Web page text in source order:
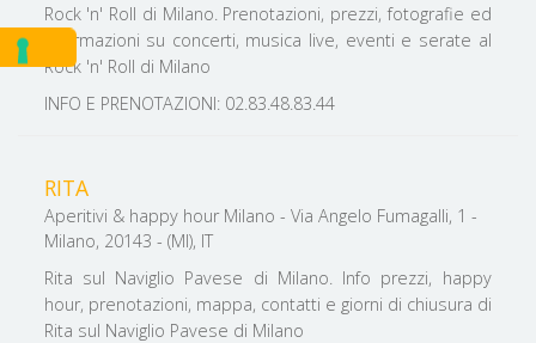
Rock 'n' Roll di Milano. Prenotazioni, prezzi, fotografie ed
informazioni su concerti, musica live, eventi e serate al
Rock 'n' Roll di Milano
INFO E PRENOTAZIONI: 02.83.48.83.44
RITA
Aperitivi & happy hour Milano - Via Angelo Fumagalli, 1 -
Milano, 20143 - (MI), IT
Rita sul Naviglio Pavese di Milano. Info prezzi, happy
hour, prenotazioni, mappa, contatti e giorni di chiusura di
Rita sul Naviglio Pavese di Milano